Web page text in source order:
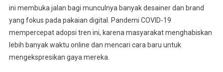
ini membuka jalan bagi munculnya banyak desainer dan brand
yang fokus pada pakaian digital. Pandemi COVID-19
mempercepat adopsi tren ini, karena masyarakat menghabiskan
lebih banyak waktu online dan mencari cara baru untuk
mengekspresikan gaya mereka.